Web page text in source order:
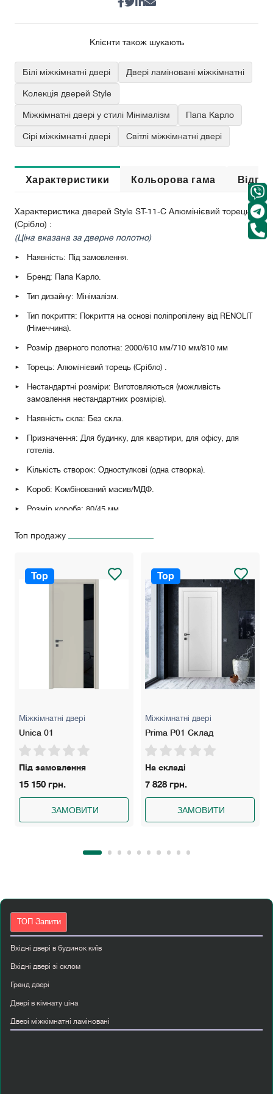
Клієнти також шукають
Білі міжкімнатні двері Двері ламіновані міжкімнатні
Колекція дверей Style
Міжкімнатні двері у стилі Мінімалізм Папа Карло
Сірі міжкімнатні двері Світлі міжкімнатні двері
Характеристики Кольорова гама
Характеристика дверей Style ST-11-С Алюмінієвий торець
(Срібло) :
(Ціна вказана за дверне полотно)
Наявність: Під замовлення.
Бренд: Папа Карло.
Тип дизайну: Мінімалізм.
Тип покриття: Покриття на основі поліпропілену від RENOLIT
(Німеччина).
Розмір дверного полотна: 2000/610 мм/710 мм/810 мм
Торець: Алюмінієвий торець (Срібло)
Нестандартні розміри: Виготовляються (можливість
замовлення нестандартних розмірів).
Наявність скла: Без скла.
Призначення: Для будинку, для квартири, для офісу, для
готелів.
Кількість створок: Одностулкові (одна створка).
Короб: Комбінований масив/МДФ.
Розмір короба: 80/45 мм.
петлі накладні AL143Q (Матовий хром, білий, чорний).
чи чорний) має магнітний "язичок" для легкого закривання.
Розширювач: 100 мм — для стін товщиною до 160 мм, 200
мм — для стін товщиною до 260 мм.
Колір: Білий матовий, білий ясен, сірий світлий/темний, дуб
Гарантія: 5 років
Топ продажу
Top
Міжкімнатні двері
Unica 01
Під замовлення
15 150 грн.
ЗАМОВИТИ
Top
Міжкімнатні двері
Prima P01 Склад
На складі
7 828 грн.
ЗАМОВИТИ
ТОП Запити
Вхідні двері в будинок київ
Вхідні двері зі склом
Гранд двері
Двері в кімнату ціна
Двері міжкімнатні ламіновані